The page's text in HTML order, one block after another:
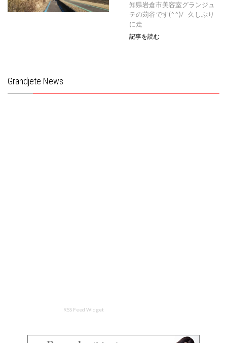
知県岩倉市美容室グランジュ
テの苅谷です(^^)/ 久しぶり
に走
記事を読む
Grandjete News
RSS Feed Widget